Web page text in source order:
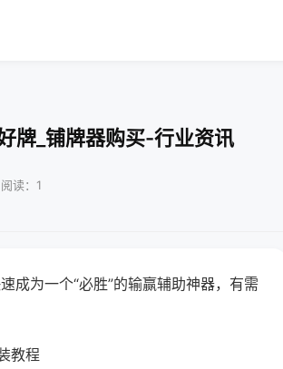
牌_铺牌器购买-行业资讯
读：1
成为一个“必胜”的输赢辅助神器，有需
教程